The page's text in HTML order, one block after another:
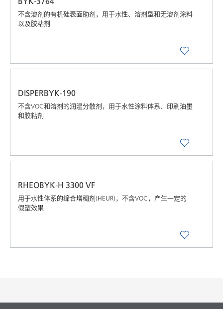
不含溶剂的有机硅表面助剂，用于水性、溶剂型和无溶剂涂料
以及胶粘剂
DISPERBYK-190
不含VOC和溶剂的润湿分散剂，用于水性涂料体系、印刷油墨
和胶粘剂
RHEOBYK-H 3300 VF
用于水性体系的缔合增稠剂(HEUR)，不含VOC，产生一定的
假塑效果